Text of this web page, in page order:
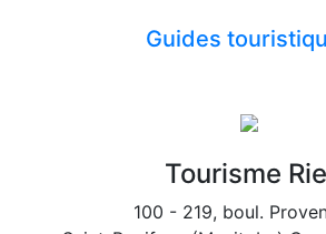
Guides
Tourisme
100 - 219, boul.